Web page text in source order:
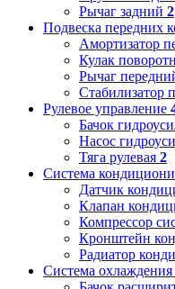
Рычаг задний 2
Подвеска передних
Амортизатор
Кулак
Рычаг
Стабилизатор
Рулевое управление
Бачок
Насос
Тяга рулевая 2
Система
Датчик
Клапан
Компрессор
Кронштейн
Радиатор
Система охлаждения